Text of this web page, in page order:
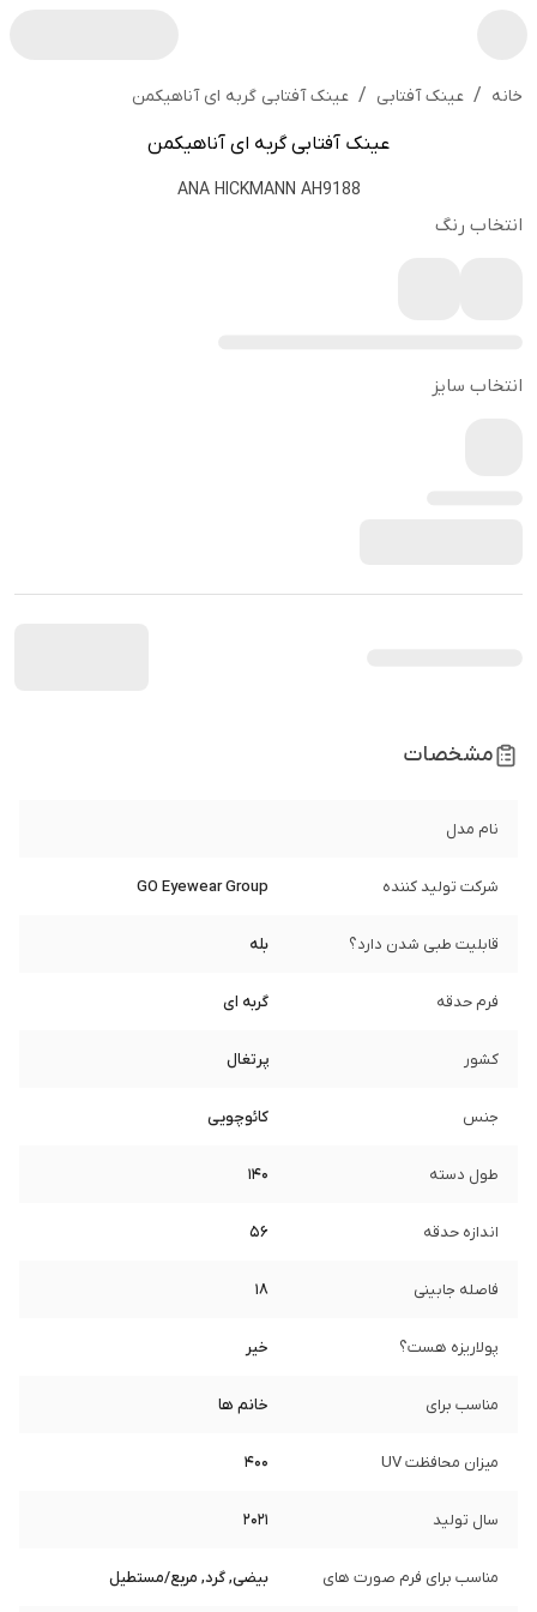
خانه / عینک آفتابی / عینک آفتابی گربه ای آناهیکمن
عینک آفتابی گربه ای آناهیکمن
ANA HICKMANN AH9188
انتخاب رنگ
انتخاب سایز
مشخصات
نام مدل
شرکت تولید کننده GO Eyewear Group
قابلیت طبی شدن دارد؟ بله
فرم حدقه گربه ای
کشور پرتغال
جنس کائوچویی
طول دسته 140
اندازه حدقه 56
فاصله جابینی 18
پولاریزه هست؟ خیر
مناسب برای خانم ها
میزان محافظت UV 400
سال تولید 2021
مناسب برای فرم صورت های بیضی, گرد, مربع/مستطیل